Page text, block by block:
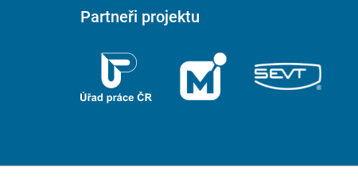
Partneři projektu